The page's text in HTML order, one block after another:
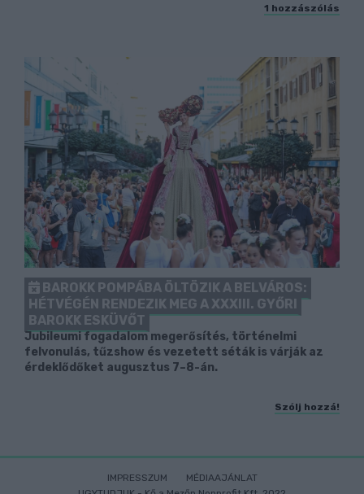
1 hozzászólás
BAROKK POMPÁBA ÖLTÖZIK A BELVÁROS:
HÉTVÉGÉN RENDEZIK MEG A XXXIII. GYŐRI
BAROKK ESKÜVŐT
Jubileumi fogadalom megerősítés, történelmi
felvonulás, tűzshow és vezetett séták is várják az
érdeklődőket augusztus 7–8-án.
Szólj hozzá!
IMPRESSZUM
MÉDIAAJÁNLAT